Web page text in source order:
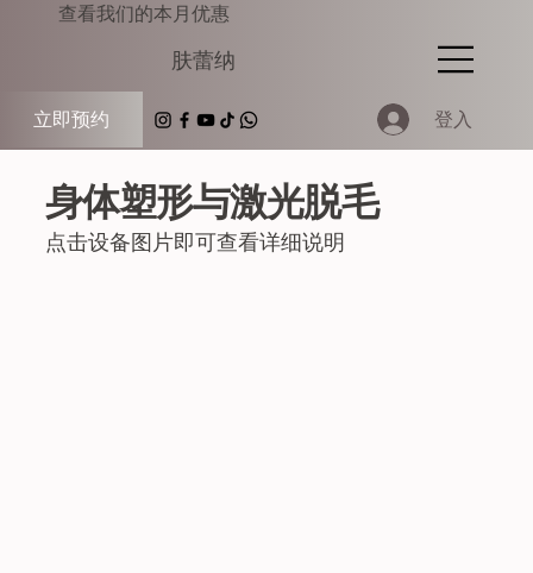
查看我们的本月优惠
肤蕾纳
立即预约 登入
​​身体塑形与激光脱毛
点击设备图片即可查看详细说明